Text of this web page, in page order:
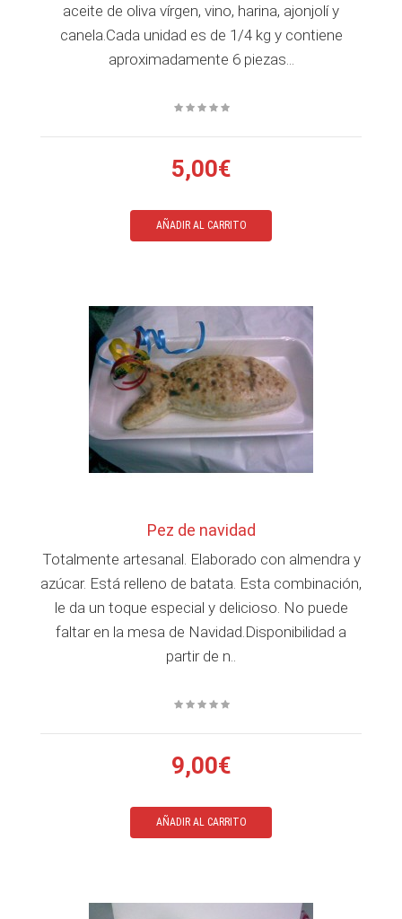
aceite de oliva vírgen, vino, harina, ajonjolí y
canela.Cada unidad es de 1/4 kg y contiene
aproximadamente 6 piezas...
5,00€
AÑADIR AL CARRITO
Pez de navidad
Totalmente artesanal. Elaborado con almendra y
azúcar. Está relleno de batata. Esta combinación,
le da un toque especial y delicioso. No puede
faltar en la mesa de Navidad.Disponibilidad a
partir de n..
9,00€
AÑADIR AL CARRITO